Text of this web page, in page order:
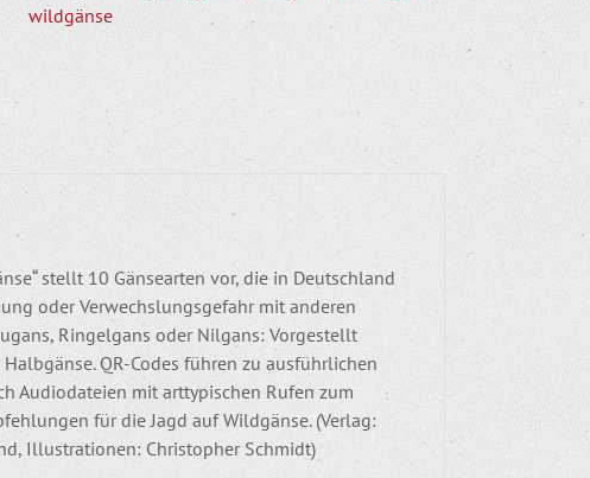
wildgänse
stellt 10 Gänsearten vor, die in Deutschland
oder Verwechslungsgefahr mit anderen
Ringelgans oder Nilgans: Vorgestellt
QR-Codes führen zu ausführlichen
Audiodateien mit arttypischen Rufen zum
für die Jagd auf Wildgänse. (Verlag:
Illustrationen: Christopher Schmidt)